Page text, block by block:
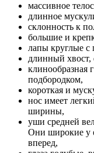
массивное
длинное
склонность к
большие и
лапы круглые с
длинный
клинообразная
подбородком,
короткая и
нос имеет
ширины,
уши средней
Они широкие у
вперед,